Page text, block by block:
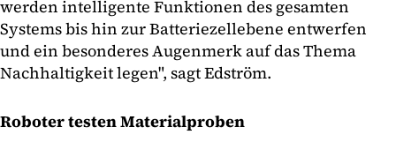
werden intelligente Funktionen des gesamten
Systems bis hin zur Batteriezellebene entwerfen
und ein besonderes Augenmerk auf das Thema
Nachhaltigkeit legen", sagt Edström.
Roboter testen Materialproben